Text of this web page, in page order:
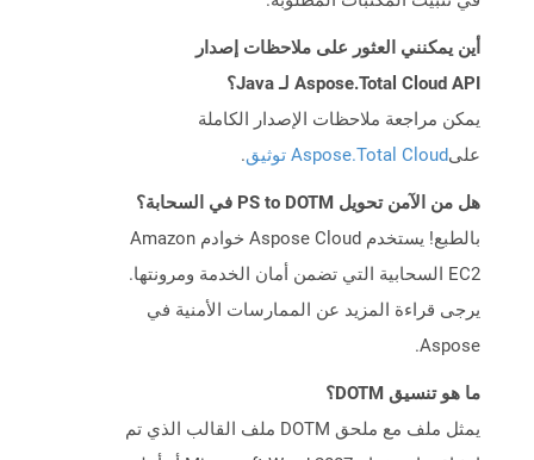
أين يمكنني العثور على ملاحظات إصدار
Aspose.Total Cloud API لـ Java؟
يمكن مراجعة ملاحظات الإصدار الكاملة
علىAspose.Total Cloud توثيق .
هل من الآمن تحويل PS to DOTM في السحابة؟
بالطبع! يستخدم Aspose Cloud خوادم Amazon
EC2 السحابية التي تضمن أمان الخدمة ومرونتها.
يرجى قراءة المزيد عن الممارسات الأمنية في
Aspose.
ما هو تنسيق DOTM؟
يمثل ملف مع ملحق DOTM ملف القالب الذي تم